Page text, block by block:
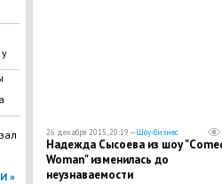
»
26 декабря 2015, 20:19 —Шоу-бизнес
Надежда Сысоева из шоу
Woman" изменилась до
неузнаваемости